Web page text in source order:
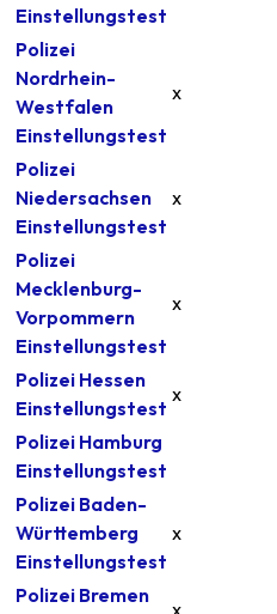
Einstellungstest
Polizei
Nordrhein-
Westfalen
Einstellungstest
x
Polizei
Niedersachsen
Einstellungstest
x
Polizei
Mecklenburg-
Vorpommern
Einstellungstest
x
Polizei Hessen
Einstellungstest
x
Polizei Hamburg
Einstellungstest
Polizei Baden-
Württemberg
Einstellungstest
x
Polizei Bremen
x